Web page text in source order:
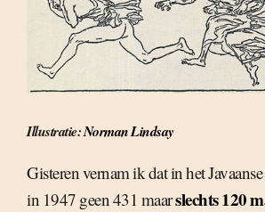
Illustratie:Norman Lindsay
Gisteren vernam ik dat in het
in 1947 geen 431 maarslechts 120